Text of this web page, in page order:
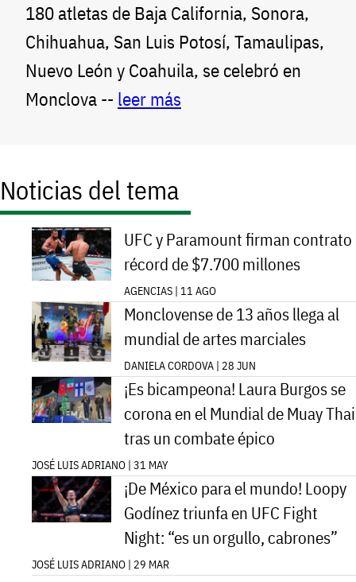
180 atletas de Baja California, Sonora,
Chihuahua, San Luis Potosí, Tamaulipas,
Nuevo León y Coahuila, se celebró en
Monclova -- leer más
Noticias del tema
UFC y Paramount firman contrato
récord de $7.700 millones
AGENCIAS | 11 AGO
Monclovense de 13 años llega al
mundial de artes marciales
DANIELA CORDOVA | 28 JUN
¡Es bicampeona! Laura Burgos se
corona en el Mundial de Muay Thai
tras un combate épico
JOSÉ LUIS ADRIANO | 31 MAY
¡De México para el mundo! Loopy
Godínez triunfa en UFC Fight
Night: “es un orgullo, cabrones”
JOSÉ LUIS ADRIANO | 29 MAR